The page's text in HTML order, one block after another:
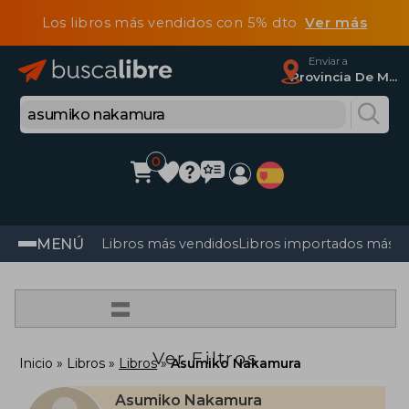
Los libros más vendidos con 5% dtoVer más
Enviar a
Provincia De Madrid
0
MENÚ Libros más vendidosLibros importados más
=
Ver Filtros
Inicio Libros Libros Asumiko Nakamura
Asumiko Nakamura